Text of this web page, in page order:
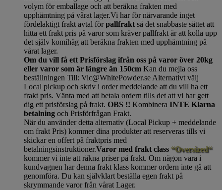
volym för emballage och att beräkna frakten med
upphämtning på vårat lager.Vi har för närvarande inget
fördelaktigt frakt avtal förpallfrakt så det snabbaste sättet att
hitta ett frakt pris på varor som kräver pallfrakt är att kolla upp
det själv komihåg att beräkna frakten med upphämtning på
vårat lager.
Om du vill få ett Prisförslag ifrån oss på varor över 20kg
eller varor som är längre än 150cm Kan du mejla oss
beställningen Till: Vic@WhitePowder.se Alternativt välj
Local pickup och skriv i order meddelande att du vill ha ett
frakt pris. Vänta med att betala ordern tills det att vi har gett
dig ett prisförslag på frakt. OBS !! Kombinera INTE Klarna
betalning och Prisförfrågan Frakt.
När du använder detta alternativ (Local Pickup + meddelande
om frakt Pris) kommer dina produkter att reserveras tills vi
skickar en offert på fraktpris med
betalningsinstruktioner.Varor med frakt class “Oversized“
kommer vi inte att räkna priser på frakt. Om någon vara i
kundvagnen har denna frakt klass kommer ordern inte gå att
genomföra. Du kan självklart beställa egen frakt på
skrymmande varor från vårat Lager.